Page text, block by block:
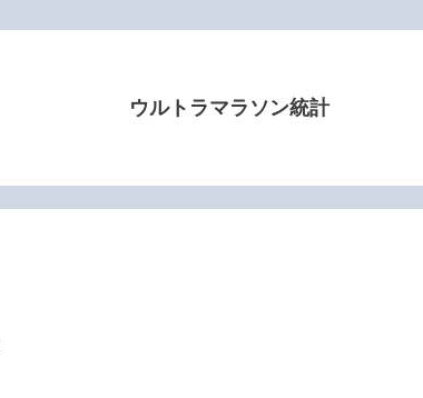
ウルトラマラソン統計